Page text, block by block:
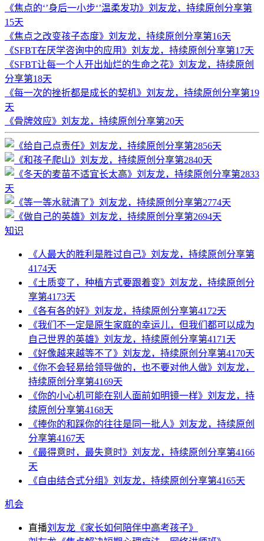
《焦点的‘’身后一小步‘’温柔发功》刘友龙，持续原创分享第
15天
《焦点之改变孩子态度》刘友龙，持续原创分享第16天
《SFBT在厌学咨询中的应用》刘友龙，持续原创分享第17天
《SFBT让每一个人开出灿烂的生命之花》刘友龙，持续原创
分享第18天
《每一次的挫折都是成长的契机》刘友龙，持续原创分享第19
天
《骨牌效应》刘友龙，持续原创分享第20天
知识
《人最大的胜利是胜过自己》刘友龙，持续原创分享第
4174天
《土质变了，种植方式要跟着变》刘友龙，持续原创分
享第4173天
《各有各的好》刘友龙，持续原创分享第4172天
《我们不一定是原生家庭的幸运儿，但我们都可以成为
自己世界的英雄》刘友龙，持续原创分享第4171天
《好像越来越等不了》刘友龙，持续原创分享第4170天
《你不会轻易给领导做的，也不要对他人做》刘友龙，
持续原创分享第4169天
《你的小心机可能在别人面前如明镜一样》刘友龙，持
续原创分享第4168天
《捧你的和踩你的往往是同一批人》刘友龙，持续原创
分享第4167天
《最得意时，最失意时》刘友龙，持续原创分享第4166
天
《自由结合式分组》刘友龙，持续原创分享第4165天
机会
直播刘友龙《家长如何陪伴中高考孩子》